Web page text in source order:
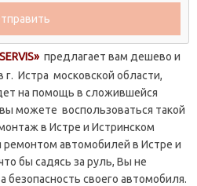
предлагает вам дешево и
г. Истра московской области,
на помощь в сложившейся
можете воспользоваться такой
в Истре и Истринском
автомобилей в Истре и
бы садясь за руль, Вы не
безопасность своего автомобиля.